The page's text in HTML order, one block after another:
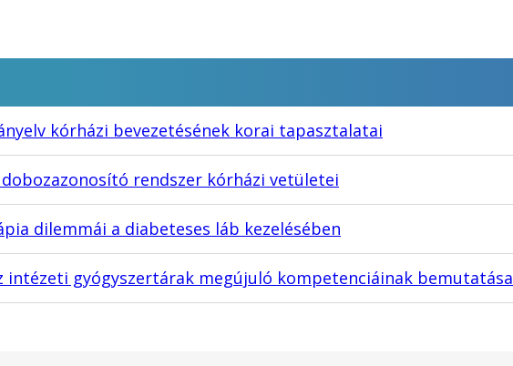
kórházi bevezetésének korai tapasztalatai
rendszer kórházi vetületei
dilemmái a diabeteses láb kezelésében
intézeti gyógyszertárak megújuló kompetenciáinak bemutatása